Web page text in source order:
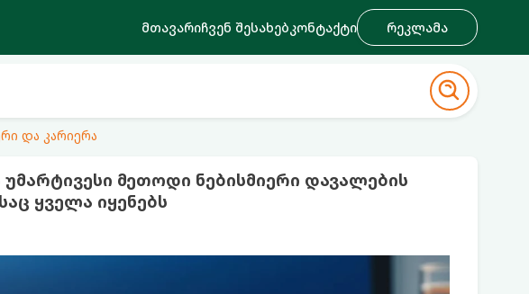
მთავარიჩვენ შესახებკონტაქტი რეკლამა
და კარიერა
მეთოდი ნებისმიერი დავალების
ყველა იყენებს